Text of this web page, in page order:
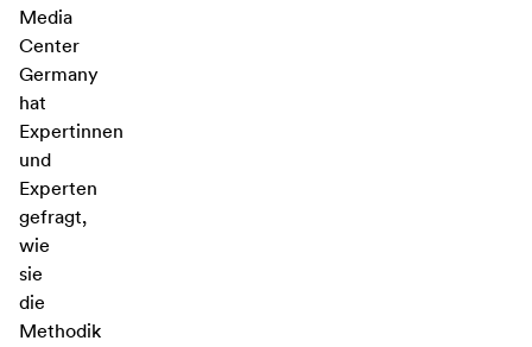
Media
Center
Germany
hat
Expertinnen
und
Experten
gefragt,
wie
sie
die
Methodik